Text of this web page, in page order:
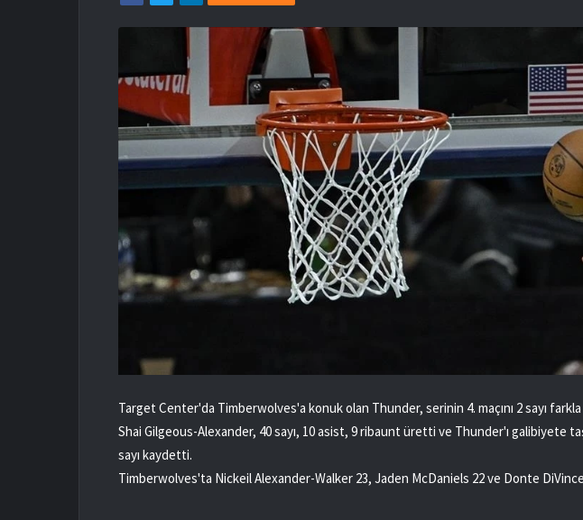
Target Center'da Timberwolves'a konuk olan Thunder, serinin 4. maçını 2 sayı farkla
Shai Gilgeous-Alexander, 40 sayı, 10 asist, 9 ribaunt üretti ve Thunder'ı galibiyete
sayı kaydetti.
Timberwolves'ta Nickeil Alexander-Walker 23, Jaden McDaniels 22 ve Donte